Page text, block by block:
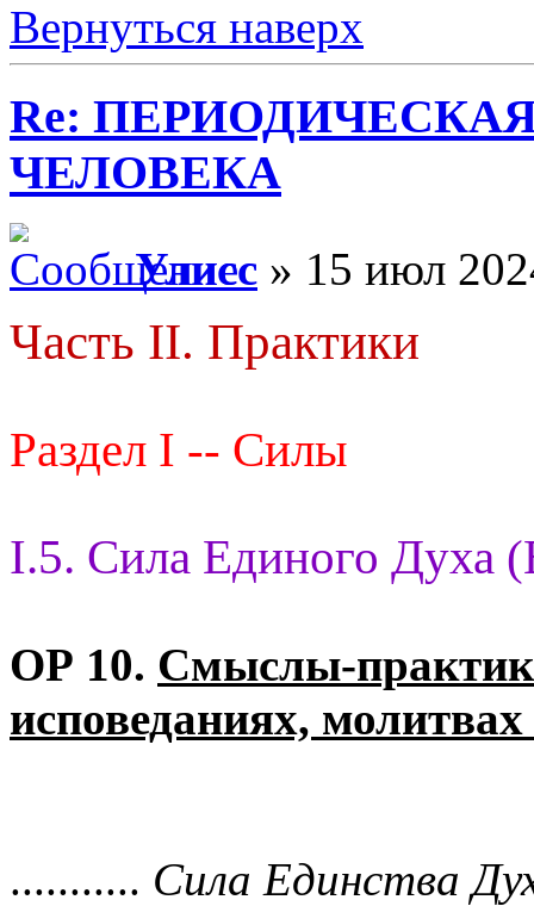
Вернуться наверх
Re:
ЧЕЛОВЕКА
Улисс » 15 июл
Часть II. Практики
Раздел I -- Силы
I.5. Сила Единого Духа
ОР 10. Смыслы-практик
исповеданиях,
........... Сила Единства